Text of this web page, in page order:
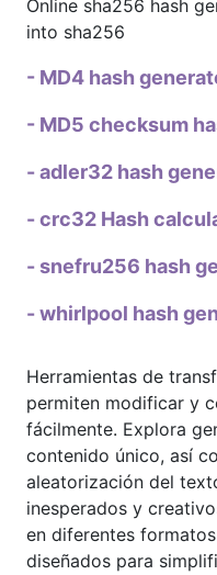
Online sha256 hash
into sha256
- MD4 hash
- MD5 checksum
- adler32 hash
- crc32 Hash
- snefru256 hash
- whirlpool hash
Herramientas de
permiten modificar y
fácilmente. Explora
contenido único, así
aleatorización del
inesperados y
en diferentes
diseñados para